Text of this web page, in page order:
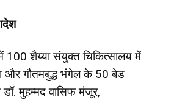
100 शैय्या संयुक्त चिकित्सालय में
और गौतमबुद्ध भंगेल के 50 बेड
डॉ. मुहम्मद वासिफ मंजूर,